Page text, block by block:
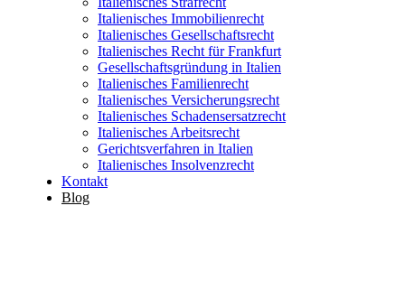
Italienisches Immobilienrecht
Italienisches Gesellschaftsrecht
Italienisches Recht für Frankfurt
Gesellschaftsgründung in Italien
Italienisches Familienrecht
Italienisches Versicherungsrecht
Italienisches Schadensersatzrecht
Italienisches Arbeitsrecht
Gerichtsverfahren in Italien
Italienisches Insolvenzrecht
Kontakt
Blog